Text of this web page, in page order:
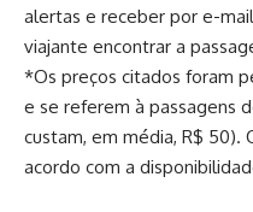
alertas e receber por e-
viajante encontrar a
*Os preços citados foram
e se referem à passagens
custam, em média, R$ 50).
acordo com a